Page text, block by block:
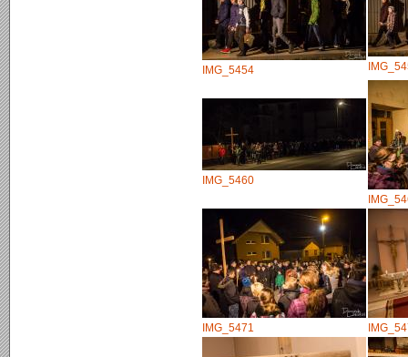
IMG_5454
IMG_5460
IMG_5471